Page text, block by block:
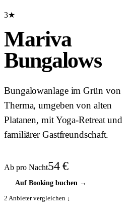
3★
Mariva
Bungalows
Bungalowanlage im Grün von
Therma, umgeben von alten
Platanen, mit Yoga-Retreat und
familiärer Gastfreundschaft.
Ab pro Nacht54 €
Auf Booking buchen→
2 Anbieter vergleichen ↓